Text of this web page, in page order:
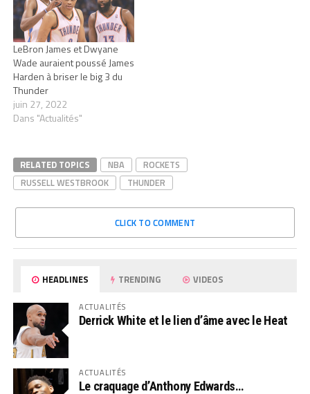
LeBron James et Dwyane
Wade auraient poussé James
Harden à briser le big 3 du
Thunder
juin 27, 2022
Dans "Actualités"
RELATED TOPICS NBA
ROCKETS
RUSSELL WESTBROOK
THUNDER
CLICK TO COMMENT
HEADLINES TRENDING VIDEOS
ACTUALITÉS
Derrick White et le lien d’âme avec le Heat
ACTUALITÉS
Le craquage d’Anthony Edwards…